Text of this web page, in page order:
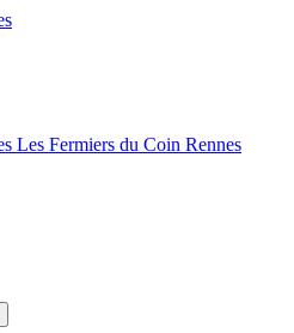
Les Fermiers du Coin Rennes